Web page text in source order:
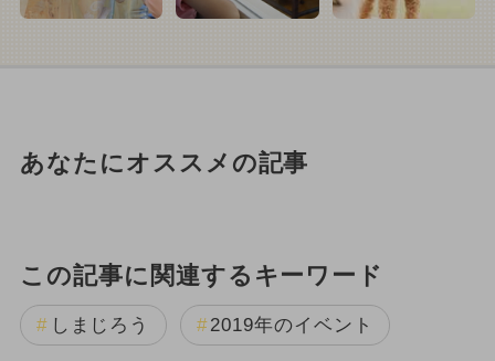
あなたにオススメの記事
この記事に関連するキーワード
しまじろう 2019年のイベント